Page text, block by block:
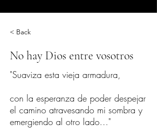
< Back
No hay Dios entre vosotros
"Suaviza esta vieja armadura,
con la esperanza de poder despejar
el camino atravesando mi sombra y
emergiendo al otro lado..."